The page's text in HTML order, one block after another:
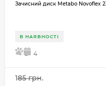
Зачисний диск Metabo Novoflex
В НАЯВНОСТІ
5 4
185 грн.